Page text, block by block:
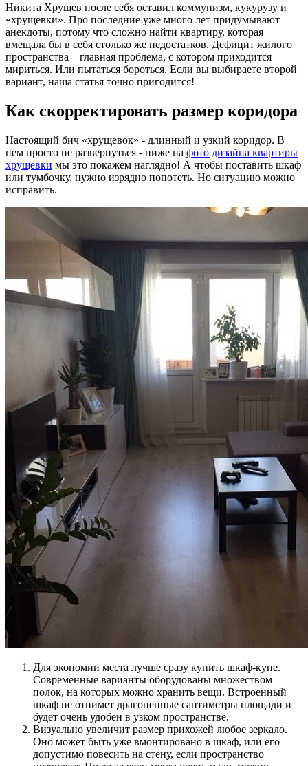
Никита Хрущев после себя оставил коммунизм, кукурузу и
«хрущевки». Про последние уже много лет придумывают
анекдоты, потому что сложно найти квартиру, которая
вмещала бы в себя столько же недостатков. Дефицит жилого
пространства – главная проблема, с котором приходится
мириться. Или пытаться бороться. Если вы выбираете второй
вариант, наша статья точно пригодится!
Как скорректировать размер коридора
Настоящий бич «хрущевок» - длинный и узкий коридор. В
нем просто не развернуться - ниже на фото дизайна квартиры
хрущевки мы это покажем наглядно! А чтобы поставить шкаф
или тумбочку, нужно изрядно попотеть. Но ситуацию можно
исправить.
Для экономии места лучше сразу купить шкаф-купе.
Современные варианты оборудованы множеством
полок, на которых можно хранить вещи. Встроенный
шкаф не отнимет драгоценные сантиметры площади и
будет очень удобен в узком пространстве.
Визуально увеличит размер прихожей любое зеркало.
Оно может быть уже вмонтировано в шкаф, или его
допустимо повесить на стену, если пространство